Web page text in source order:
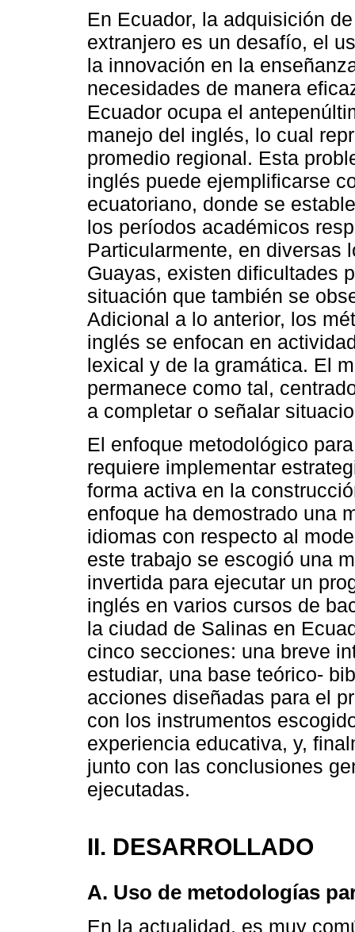
En Ecuador, la adquisición
extranjero es un desafío, el
la innovación en la
necesidades de manera
Ecuador ocupa el
manejo del inglés, lo cual
promedio regional. Esta
inglés puede ejemplificarse
ecuatoriano, donde se
los períodos académicos
Particularmente, en diversas
Guayas, existen dificultades
situación que también se
Adicional a lo anterior, los
inglés se enfocan en
lexical y de la gramática. El
permanece como tal,
a completar o señalar
El enfoque metodológico
requiere implementar
forma activa en la
enfoque ha demostrado una
idiomas con respecto al
este trabajo se escogió una
invertida para ejecutar un
inglés en varios cursos de
la ciudad de Salinas en
cinco secciones: una breve
estudiar, una base teórico-
acciones diseñadas para el
con los instrumentos
experiencia educativa, y,
junto con las conclusiones
ejecutadas.
II. DESARROLLADO
A. Uso de metodologías
En la actualidad, es muy